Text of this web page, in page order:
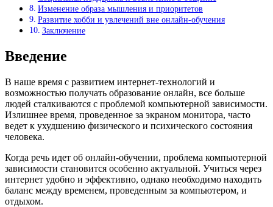
Изменение образа мышления и приоритетов
Развитие хобби и увлечений вне онлайн-обучения
Заключение
Введение
В наше время с развитием интернет-технологий и
возможностью получать образование онлайн, все больше
людей сталкиваются с проблемой компьютерной зависимости.
Излишнее время, проведенное за экраном монитора, часто
ведет к ухудшению физического и психического состояния
человека.
Когда речь идет об онлайн-обучении, проблема компьютерной
зависимости становится особенно актуальной. Учиться через
интернет удобно и эффективно, однако необходимо находить
баланс между временем, проведенным за компьютером, и
отдыхом.